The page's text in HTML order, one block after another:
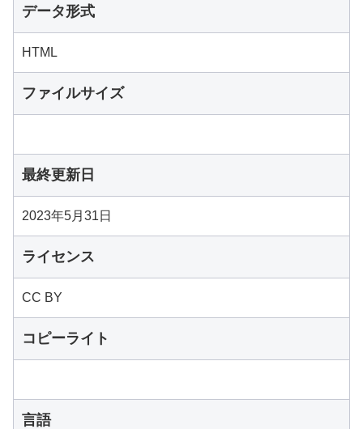
データ形式
HTML
ファイルサイズ
最終更新日
2023年5月31日
ライセンス
CC BY
コピーライト
言語